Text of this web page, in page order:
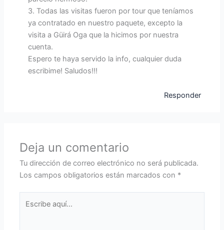
3. Todas las visitas fueron por tour que teníamos
ya contratado en nuestro paquete, excepto la
visita a Güirá Oga que la hicimos por nuestra
cuenta.
Espero te haya servido la info, cualquier duda
escribime! Saludos!!!
Responder
Deja un comentario
Tu dirección de correo electrónico no será publicada.
Los campos obligatorios están marcados con *
aquí...